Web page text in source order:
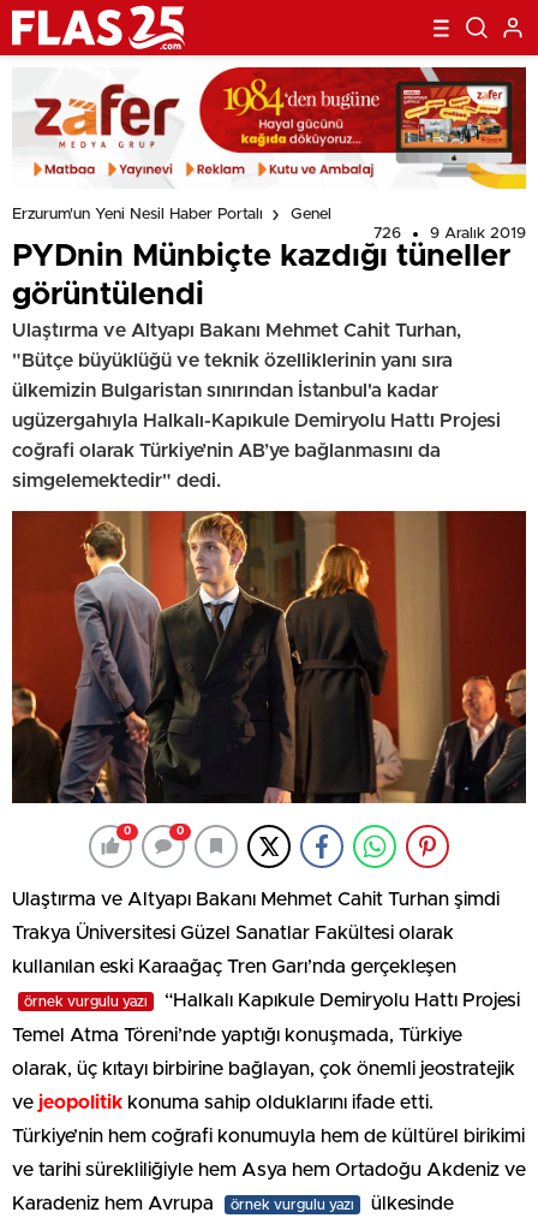
Erzurum'un Yeni Nesil Haber Portalı
Genel
726
9 Aralık 2019
PYDnin Münbiçte kazdığı tüneller
görüntülendi​
Ulaştırma ve Altyapı Bakanı Mehmet Cahit Turhan,
"Bütçe büyüklüğü ve teknik özelliklerinin yanı sıra
ülkemizin Bulgaristan sınırından İstanbul'a kadar
ugüzergahıyla Halkalı-Kapıkule Demiryolu Hattı Projesi
coğrafi olarak Türkiye’nin AB’ye bağlanmasını da
simgelemektedir" dedi.
0 0
Ulaştırma ve Altyapı Bakanı Mehmet Cahit Turhan şimdi
Trakya Üniversitesi Güzel Sanatlar Fakültesi olarak
kullanılan eski Karaağaç Tren Garı’nda gerçekleşen
örnek vurgulu yazı
“Halkalı Kapıkule Demiryolu Hattı Projesi
Temel Atma Töreni’nde yaptığı konuşmada, Türkiye
olarak, üç kıtayı birbirine bağlayan, çok önemli jeostratejik
ve jeopolitik konuma sahip olduklarını ifade etti.
Türkiye’nin hem coğrafi konumuyla hem de kültürel birikimi
ve tarihi sürekliliğiyle hem Asya hem Ortadoğu Akdeniz ve
Karadeniz hem Avrupa
örnek vurgulu yazı
ülkesinde